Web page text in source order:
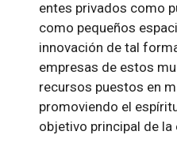
entes privados como
como pequeños
innovación de tal
empresas de estos
recursos puestos en
promoviendo el
objetivo principal de la